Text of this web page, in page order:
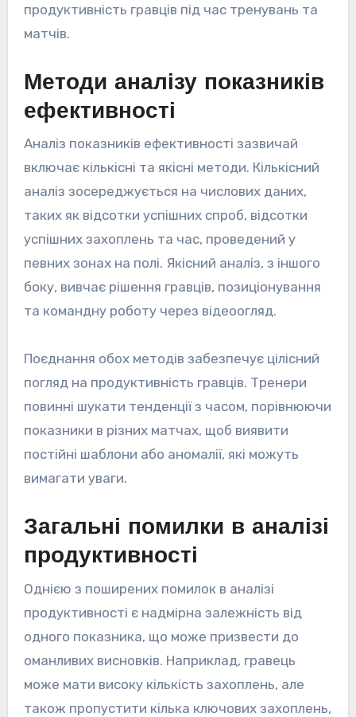
продуктивність гравців під час тренувань та
матчів.
Методи аналізу показників
ефективності
Аналіз показників ефективності зазвичай
включає кількісні та якісні методи. Кількісний
аналіз зосереджується на числових даних,
таких як відсотки успішних спроб, відсотки
успішних захоплень та час, проведений у
певних зонах на полі. Якісний аналіз, з іншого
боку, вивчає рішення гравців, позиціонування
та командну роботу через відеоогляд.
Поєднання обох методів забезпечує цілісний
погляд на продуктивність гравців. Тренери
повинні шукати тенденції з часом, порівнюючи
показники в різних матчах, щоб виявити
постійні шаблони або аномалії, які можуть
вимагати уваги.
Загальні помилки в аналізі
продуктивності
Однією з поширених помилок в аналізі
продуктивності є надмірна залежність від
одного показника, що може призвести до
оманливих висновків. Наприклад, гравець
може мати високу кількість захоплень, але
також пропустити кілька ключових захоплень,